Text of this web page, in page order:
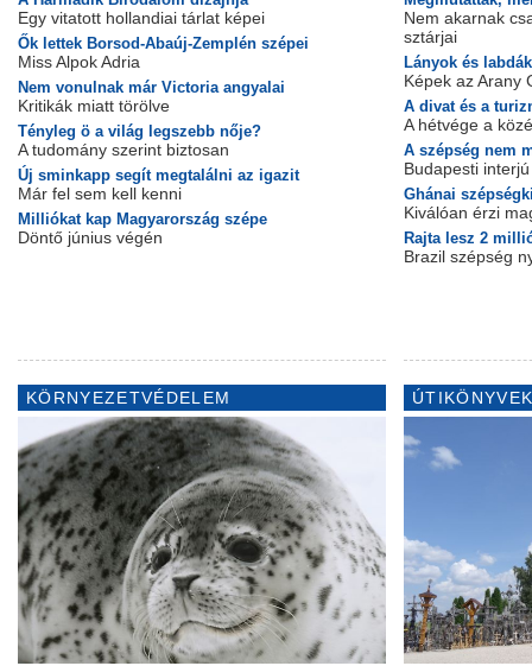
Egy vitatott hollandiai tárlat képei
Ők lettek Borsod-Abaúj-Zemplén szépei
Miss Alpok Adria
Nem vonulnak már Victoria angyalai
Kritikák miatt törölve
Tényleg ö a világ legszebb nője?
A tudomány szerint biztosan
Új sminkapp segít megtalálni az igazit
Már fel sem kell kenni
Milliókat kap Magyarország szépe
Döntő június végén
KÖRNYEZETVÉDELEM
Nem akarnak
sztárjai
Lányok és labdák
Képek az Arany
A divat és a
A hétvége a
A szépség nem
Budapesti
Ghánai
Kiválóan érzi
Rajta lesz 2
Brazil szépség